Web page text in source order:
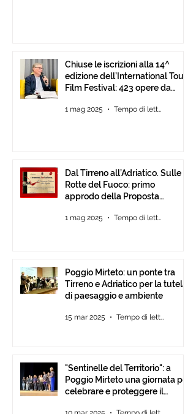
Chiuse le iscrizioni alla 14^
edizione dell’International Tour
Film Festival: 423 opere da
1 mag 2025 Tempo di lettura: 1 min
Dal Tirreno all’Adriatico. Sulle
Rotte del Fuoco: primo
approdo della Proposta
1 mag 2025 Tempo di lettura: 3 min
Poggio Mirteto: un ponte tra
Tirreno e Adriatico per la tutela
di paesaggio e ambiente
15 mar 2025 Tempo di lettura: 2 min
"Sentinelle del Territorio": a
Poggio Mirteto una giornata per
celebrare e proteggere il